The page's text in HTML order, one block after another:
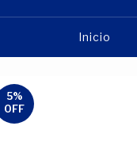
Inicio
5%
OFF